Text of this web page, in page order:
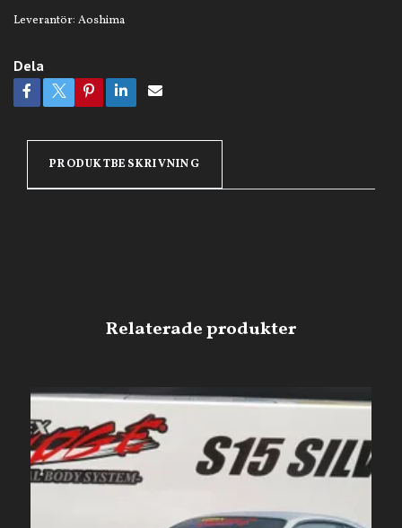
Leverantör: Aoshima
Dela
PRODUKTBESKRIVNING